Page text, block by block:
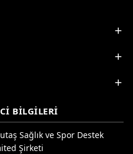
BILGILERI
Sağlık ve Spor Destek
Şirketi